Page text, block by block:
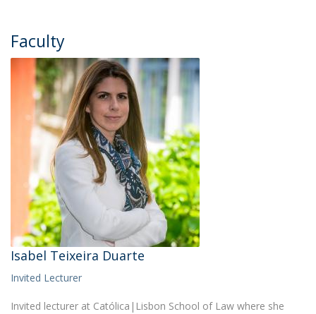
Faculty
Isabel Teixeira Duarte
Invited Lecturer
Invited lecturer at Católica|Lisbon School of Law where she